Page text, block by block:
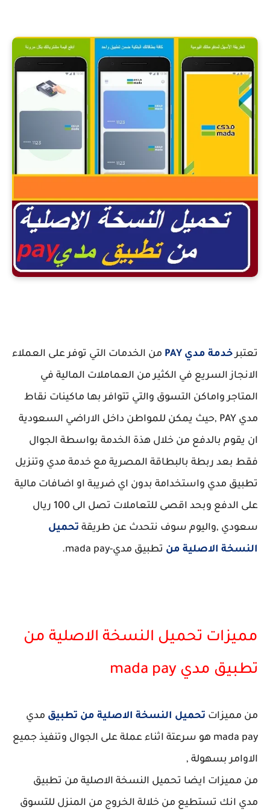
تعتبرخدمة مدي PAY
من الخدمات التي توفر على العملاء
الانجاز السريع في الكثير من العماملات المالية في
المتاجر واماكن التسوق والتي تتوافر بها ماكينات نقاط
مدي PAY ,حيث يمكن للمواطن داخل الاراضي السعودية
ان يقوم بالدفع من خلال هذة الخدمة بواسطة الجوال
فقط بعد ربطة بالبطاقة المصرية مع خدمة مدي وتنزيل
تطبيق مدي واستخدامة بدون اي ضريبة او اضافات مالية
على الدفع وبحد اقصى للتعاملات تصل الى 100 ريال
سعودي ,واليوم سوف نتحدث عن طريقة تحميل
النسخة الاصلية من تطبيق مدي-mada pay.
مميزات تحميل النسخة الاصلية من
تطبيق مدي mada pay
من مميزات تحميل النسخة الاصلية من تطبيق مدي
mada pay هو سرعتة اثناء عملة على الجوال وتنفيذ جميع
الاوامر بسهولة ,
من مميزات ايضا تحميل النسخة الاصلية من تطبيق
مدي انك تستطيع من خلالة الخروج من المنزل للتسوق